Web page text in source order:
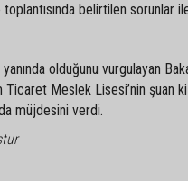
toplantısında belirtilen
yanında olduğunu vurgulayan
Meslek Lisesi’nin şuan
da müjdesini verdi.